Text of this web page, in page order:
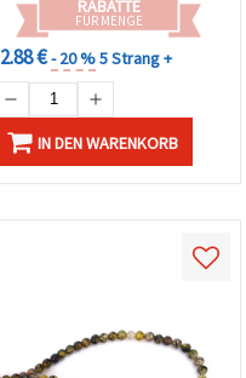
RABATTE
FÜR MENGE
2.88 €- 20 %5 Strang +
IN DEN WARENKORB